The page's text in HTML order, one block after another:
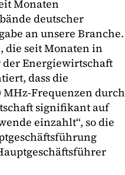
Monaten
deutscher
an unsere Branche.
die seit Monaten in
Energiewirtschaft
dass die
Frequenzen durch
signifikant auf
einzahlt“, so die